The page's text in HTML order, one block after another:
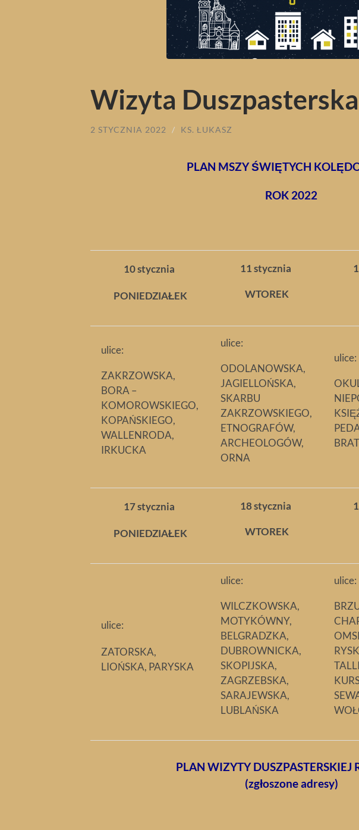
Wizyta Duszpasterska
2 STYCZNIA 2022 / KS. ŁUKASZ
PLAN MSZY ŚWIĘTYCH
ROK 2022
10 stycznia
PONIEDZIAŁEK
11 stycznia
WTOREK
ulice:
ZAKRZOWSKA,
BORA –
KOMOROWSKIEGO,
KOPAŃSKIEGO,
WALLENRODA,
IRKUCKA
ulice:
ODOLANOWSKA,
JAGIELLOŃSKA,
SKARBU
ZAKRZOWSKIEGO,
ETNOGRAFÓW,
ARCHEOLOGÓW,
ORNA
ulice:
17 stycznia
PONIEDZIAŁEK
18 stycznia
WTOREK
ulice:
ZATORSKA,
LIOŃSKA, PARYSKA
ulice:
WILCZKOWSKA,
MOTYKÓWNY,
BELGRADZKA,
DUBROWNICKA,
SKOPIJSKA,
ZAGRZEBSKA,
SARAJEWSKA,
LUBLAŃSKA
ulice:
PLAN WIZYTY DUSZPASTERSKIEJ
(zgłoszone adresy)